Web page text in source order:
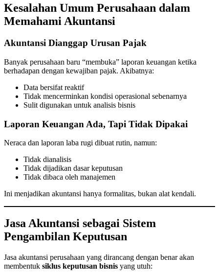
Kesalahan Umum Perusahaan dalam
Memahami Akuntansi
Akuntansi Dianggap Urusan Pajak
Banyak perusahaan baru “membuka” laporan keuangan ketika
berhadapan dengan kewajiban pajak. Akibatnya:
Data bersifat reaktif
Tidak mencerminkan kondisi operasional sebenarnya
Sulit digunakan untuk analisis bisnis
Laporan Keuangan Ada, Tapi Tidak Dipakai
Neraca dan laporan laba rugi dibuat rutin, namun:
Tidak dianalisis
Tidak dijadikan dasar keputusan
Tidak dibaca oleh manajemen
Ini menjadikan akuntansi hanya formalitas, bukan alat kendali.
Jasa Akuntansi sebagai Sistem
Pengambilan Keputusan
Jasa akuntansi perusahaan yang dirancang dengan benar akan
membentuk siklus keputusan bisnis yang utuh: